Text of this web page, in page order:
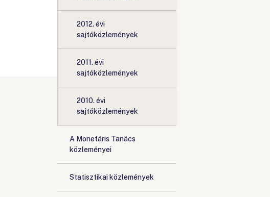
2012. évi
sajtóközlemények
2011. évi
sajtóközlemények
2010. évi
sajtóközlemények
A Monetáris Tanács
közleményei
Statisztikai közlemények